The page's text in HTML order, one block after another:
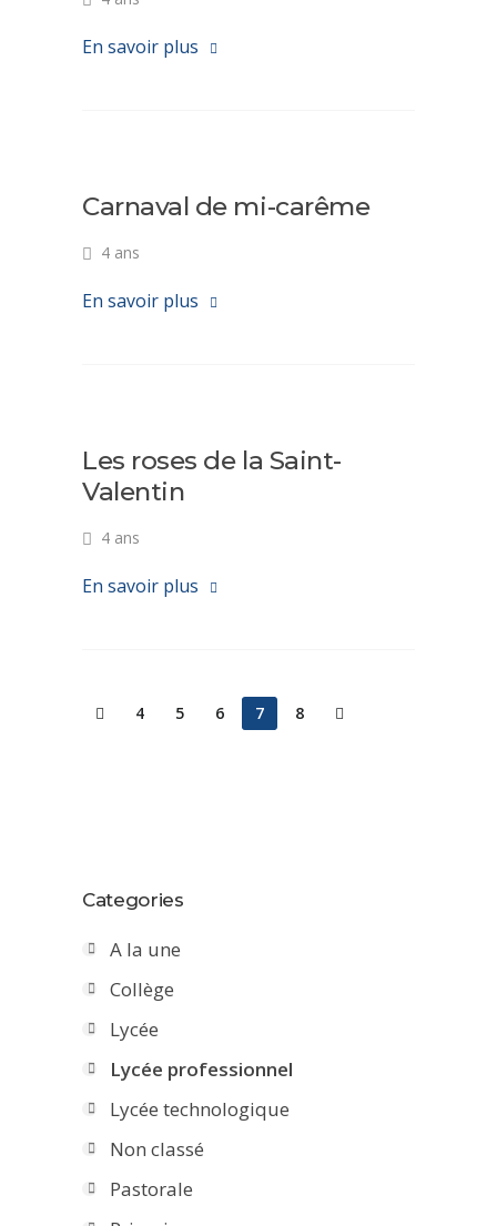
En savoir plus
Carnaval de mi-carême
4 ans
En savoir plus
Les roses de la Saint-
Valentin
4 ans
En savoir plus
4 5 6 7 8
Categories
A la une
Collège
Lycée
Lycée professionnel
Lycée technologique
Non classé
Pastorale